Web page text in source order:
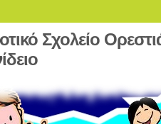
Σχολείο